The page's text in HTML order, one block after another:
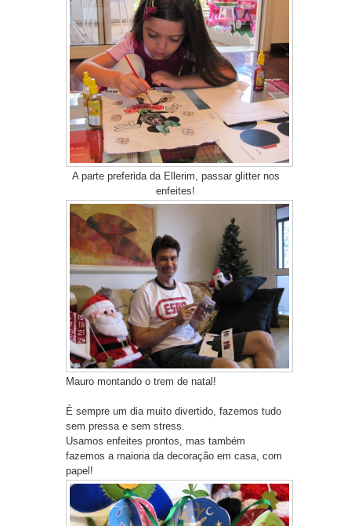
A parte preferida da Ellerim, passar glitter nos
enfeites!
Mauro montando o trem de natal!
É sempre um dia muito divertido, fazemos tudo
sem pressa e sem stress.
Usamos enfeites prontos, mas também
fazemos a maioria da decoração em casa, com
papel!